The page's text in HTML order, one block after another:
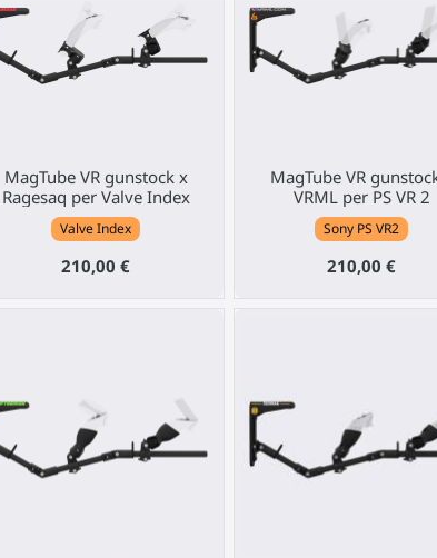
MagTube VR gunstock x
Ragesaq per Valve Index
Valve Index
210,00 €
MagTube VR
VRML per PS VR 2
Sony PS VR2
210,00 €